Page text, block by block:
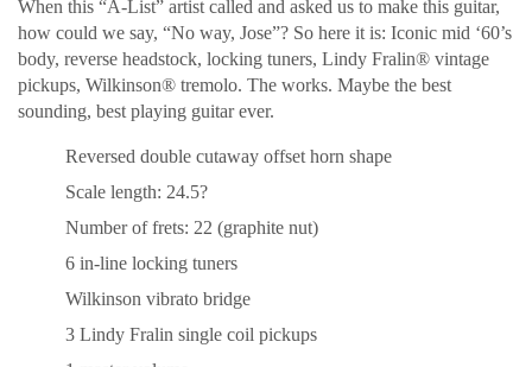
When this “A-List” artist called and asked us to make this guitar,
how could we say, “No way, Jose”? So here it is: Iconic mid ‘60’s
body, reverse headstock, locking tuners, Lindy Fralin® vintage
pickups, Wilkinson® tremolo. The works. Maybe the best
sounding, best playing guitar ever.
Reversed double cutaway offset horn shape
Scale length: 24.5?
Number of frets: 22 (graphite nut)
6 in-line locking tuners
Wilkinson vibrato bridge
3 Lindy Fralin single coil pickups